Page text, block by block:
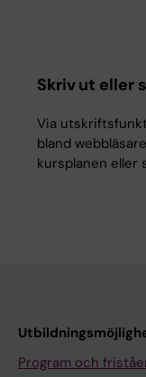
Skriv ut eller
Via
bland
kursplanen eller
Program och